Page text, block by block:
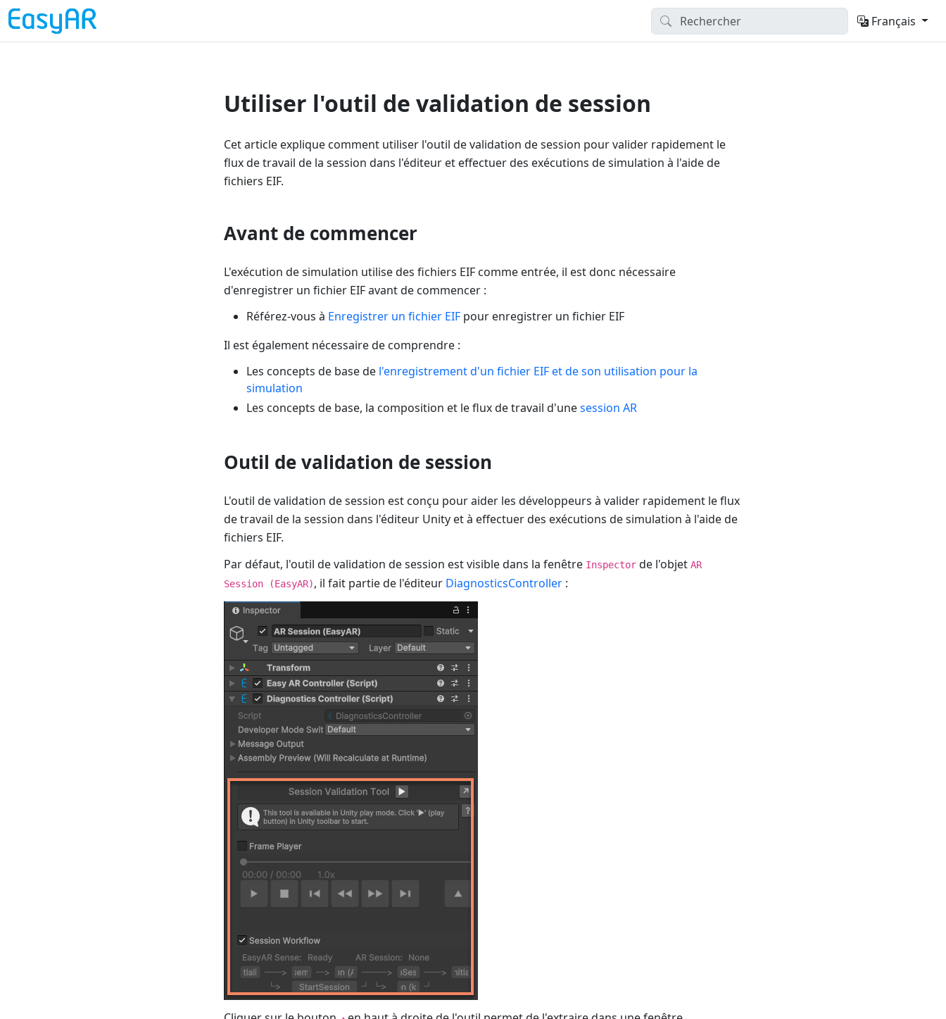
Français
Utiliser l'outil de validation de session
Cet article explique comment utiliser l'outil de validation de session pour valider rapidement le
flux de travail de la session dans l'éditeur et effectuer des exécutions de simulation à l'aide de
fichiers EIF.
Avant de commencer
L'exécution de simulation utilise des fichiers EIF comme entrée, il est donc nécessaire
d'enregistrer un fichier EIF avant de commencer :
Référez-vous à Enregistrer un fichier EIFpour enregistrer un fichier EIF
Il est également nécessaire de comprendre :
Les concepts de base de l'enregistrement d'un fichier EIF et de son utilisation pour la
simulation
Les concepts de base, la composition et le flux de travail d'unesession AR
Outil de validation de session
L'outil de validation de session est conçu pour aider les développeurs à valider rapidement le flux
de travail de la session dans l'éditeur Unity et à effectuer des exécutions de simulation à l'aide de
fichiers EIF.
Par défaut, l'outil de validation de session est visible dans la fenêtre Inspectorde l'objet AR
Session (EasyAR), il fait partie de l'éditeur DiagnosticsController: